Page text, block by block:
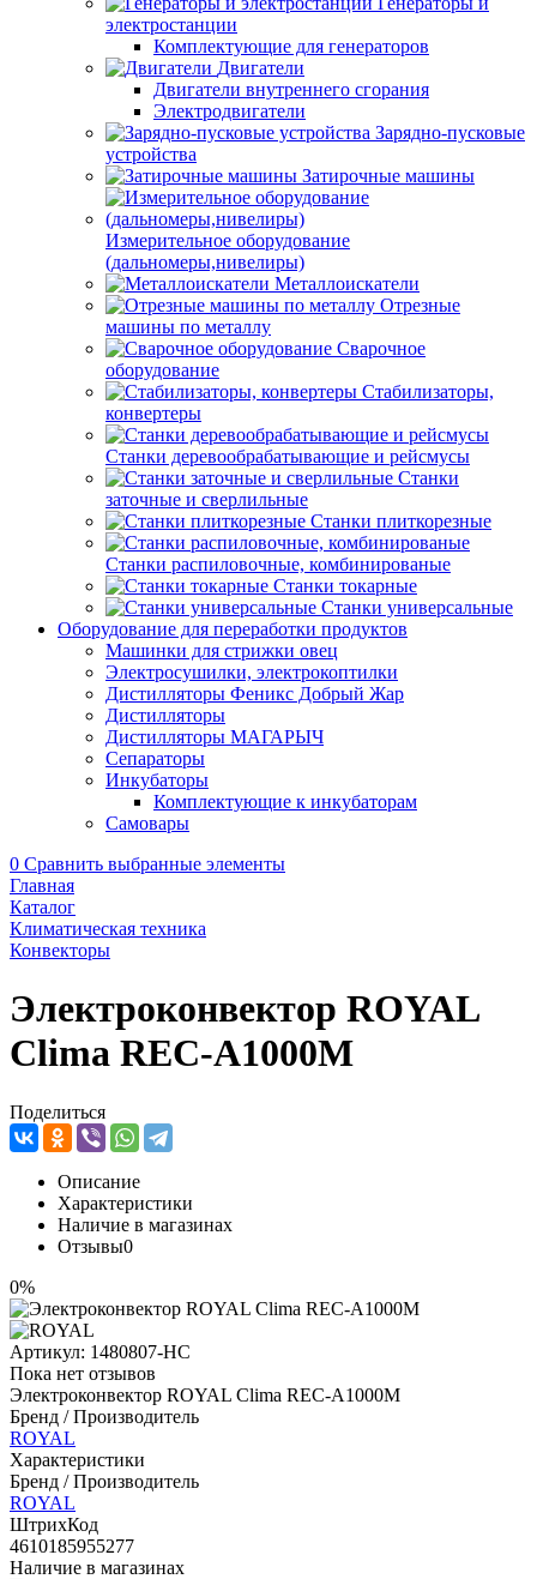
электростанции
Комплектующие для генераторов
Двигатели
Двигатели внутреннего сгорания
Электродвигатели
Зарядно-пусковые
устройства
Затирочные машины
Измерительное оборудование
(дальномеры,нивелиры)
Металлоискатели
Отрезные
машины по металлу
Сварочное
оборудование
Стабилизаторы,
конвертеры
Станки деревообрабатывающие и рейсмусы
Станки
заточные и сверлильные
Станки плиткорезные
Станки распиловочные, комбинированые
Станки токарные
Станки универсальные
Оборудование для переработки продуктов
Машинки для стрижки овец
Электросушилки, электрокоптилки
Дистилляторы Феникс Добрый Жар
Дистилляторы
Дистилляторы МАГАРЫЧ
Сепараторы
Инкубаторы
Комплектующие к инкубаторам
Самовары
0 Сравнить выбранные элементы
Главная
Каталог
Климатическая техника
Конвекторы
Электроконвектор ROYAL
Clima REC-A1000M
Поделиться
Описание
Характеристики
Наличие в магазинах
Отзывы0
0%
Артикул: 1480807-НС
Пока нет отзывов
Электроконвектор ROYAL Clima REC-A1000M
Бренд / Производитель
ROYAL
Характеристики
Бренд / Производитель
ROYAL
ШтрихКод
4610185955277
Наличие в магазинах